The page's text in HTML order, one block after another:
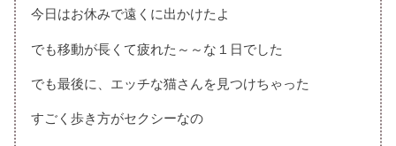
今日はお休みで遠くに出かけたよ
でも移動が長くて疲れた～～な１日でした
でも最後に、エッチな猫さんを見つけちゃった
すごく歩き方がセクシーなの